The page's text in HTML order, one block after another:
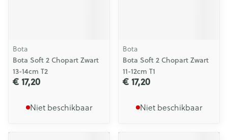
Bota
Bota Soft 2 Chopart Zwart
13-14cm T2
€ 17,20
Niet beschikbaar
Bota
Bota Soft 2 Chopart Zwart
11-12cm T1
€ 17,20
Niet beschikbaar